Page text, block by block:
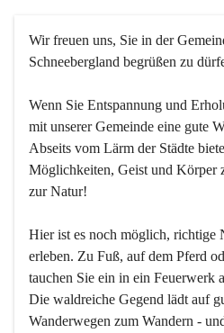
Wir freuen uns, Sie in der
Schneebergland begrüßen zu
Wenn Sie Entspannung und
mit unserer Gemeinde eine gute
Abseits vom Lärm der Städte
Möglichkeiten, Geist und Körper
zur Natur!
Hier ist es noch möglich, richtige
erleben. Zu Fuß, auf dem Pferd
tauchen Sie ein in ein Feuerwerk
Die waldreiche Gegend lädt auf
Wanderwegen zum Wandern -